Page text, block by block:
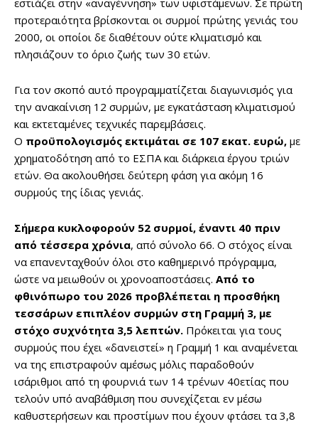
εστιάζει στην «αναγέννηση» των υφιστάμενων. Σε πρώτη
προτεραιότητα βρίσκονται οι συρμοί πρώτης γενιάς του
2000, οι οποίοι δε διαθέτουν ούτε κλιματισμό και
πλησιάζουν το όριο ζωής των 30 ετών.
Για τον σκοπό αυτό προγραμματίζεται διαγωνισμός για
την ανακαίνιση 12 συρμών, με εγκατάσταση κλιματισμού
και εκτεταμένες τεχνικές παρεμβάσεις.
Ο προϋπολογισμός εκτιμάται σε 107 εκατ. ευρώ, με
χρηματοδότηση από το ΕΣΠΑ και διάρκεια έργου τριών
ετών. Θα ακολουθήσει δεύτερη φάση για ακόμη 16
συρμούς της ίδιας γενιάς.
Σήμερα κυκλοφορούν 52 συρμοί, έναντι 40 πριν
από τέσσερα χρόνια, από σύνολο 66. Ο στόχος είναι
να επανενταχθούν όλοι στο καθημερινό πρόγραμμα,
ώστε να μειωθούν οι χρονοαποστάσεις. Από το
φθινόπωρο του 2026 προβλέπεται η προσθήκη
τεσσάρων επιπλέον συρμών στη Γραμμή 3, με
στόχο συχνότητα 3,5 λεπτών. Πρόκειται για τους
συρμούς που έχει «δανειστεί» η Γραμμή 1 και αναμένεται
να της επιστραφούν αμέσως μόλις παραδοθούν
ισάριθμοι από τη φουρνιά των 14 τρένων 40ετίας που
τελούν υπό αναβάθμιση που συνεχίζεται εν μέσω
καθυστερήσεων και προστίμων που έχουν φτάσει τα 3,8